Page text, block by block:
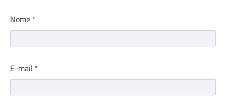
Nome *
E-mail *